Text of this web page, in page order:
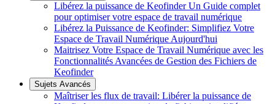
Libérez la puissance de Keofinder Un Guide complet
pour optimiser votre espace de travail numérique
Libérez la Puissance de Keofinder: Simplifiez Votre
Espace de Travail Numérique Aujourd'hui
Maitrisez Votre Espace de Travail Numérique avec les
Fonctionnalités Avancées de Gestion des Fichiers de
Keofinder
Sujets Avancés
Maîtriser les flux de travail: Libérer la puissance de